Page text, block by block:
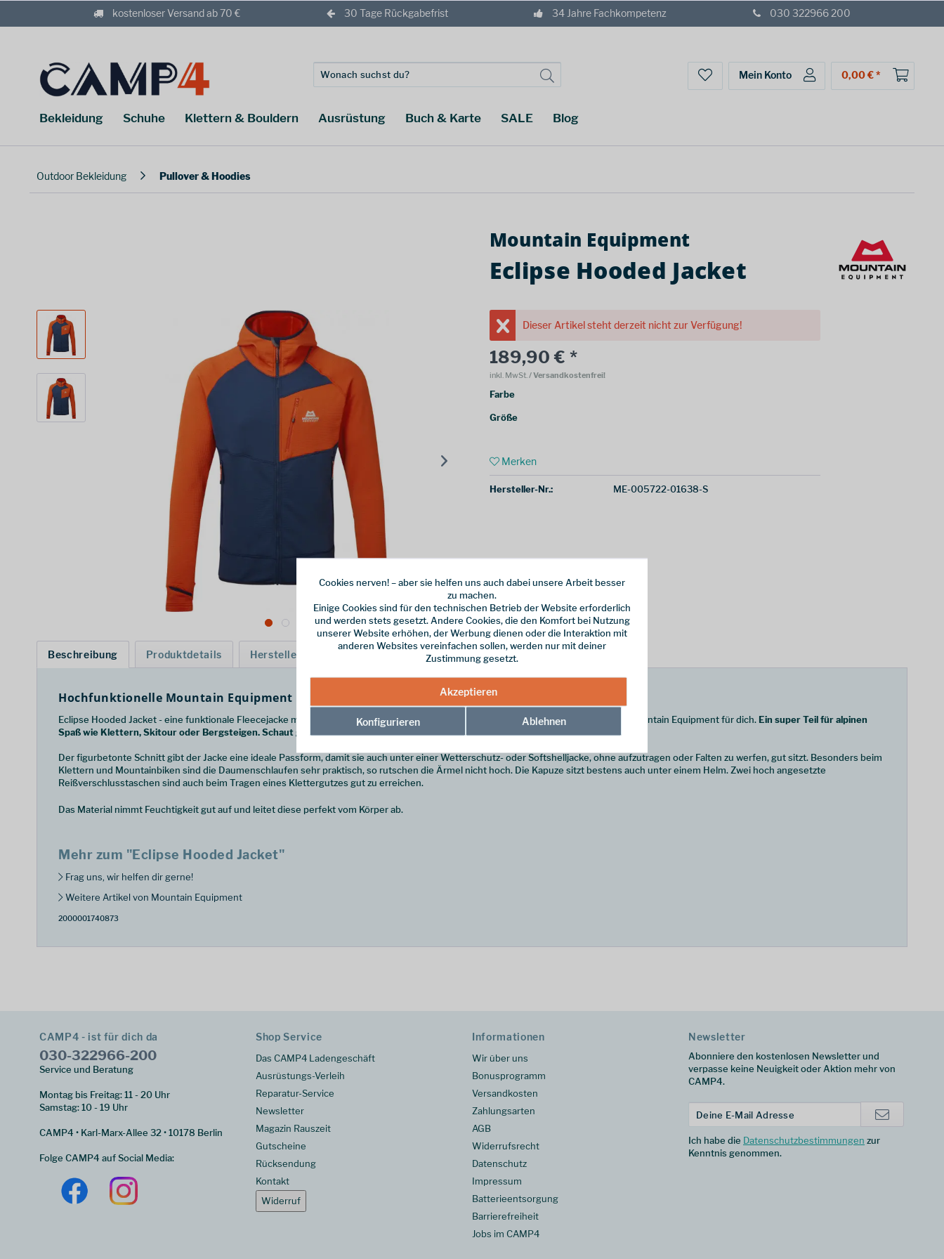
kostenloser Versand ab 70 € 30 Tage Rückgabefrist 34 Jahre Fachkompetenz 030 322966 200
Mein Konto 0,00 € *
Bekleidung Schuhe Klettern & Bouldern Ausrüstung Buch & Karte SALE Blog
Outdoor Bekleidung Pullover & Hoodies
Mountain Equipment
Eclipse Hooded Jacket
Dieser Artikel steht derzeit nicht zur Verfügung!
189,90 € *
inkl. MwSt./ Versandkostenfrei!
Farbe
Größe
Merken
Hersteller-Nr.: ME-005722-01638-S
Beschreibung Produktdetails Hersteller
Hochfunktionelle Mountain Equipment Fleecejacke für alpine Abenteuer
Eclipse Hooded Jacket - eine funktionale Fleecejacke mit Kapuze aus schnell feuchtigkeitsleitendem Pontetorto® Tecnostretch hat Mountain Equipment für dich. Ein super Teil für alpinen
Spaß wie Klettern, Skitour oder Bergsteigen. Schaut gescheit aus und ist es auch!
Der figurbetonte Schnitt gibt der Jacke eine ideale Passform, damit sie auch unter einer Wetterschutz- oder Softshelljacke, ohne aufzutragen oder Falten zu werfen, gut sitzt. Besonders beim
Klettern und Mountainbiken sind die Daumenschlaufen sehr praktisch, so rutschen die Ärmel nicht hoch. Die Kapuze sitzt bestens auch unter einem Helm. Zwei hoch angesetzte
Reißverschlusstaschen sind auch beim Tragen eines Klettergutzes gut zu erreichen.
Das Material nimmt Feuchtigkeit gut auf und leitet diese perfekt vom Körper ab.
Mehr zum "Eclipse Hooded Jacket"
Frag uns, wir helfen dir gerne!
Weitere Artikel von Mountain Equipment
2000001740873
CAMP4 - ist für dich da
030-322966-200
Service und Beratung
Montag bis Freitag: 11 - 20 Uhr
Samstag: 10 - 19 Uhr
CAMP4 • Karl-Marx-Allee 32 • 10178 Berlin
Folge CAMP4 auf Social Media:
Shop Service
Das CAMP4 Ladengeschäft
Ausrüstungs-Verleih
Reparatur-Service
Newsletter
Magazin Rauszeit
Gutscheine
Rücksendung
Kontakt
Widerruf
Informationen
Wir über uns
Bonusprogramm
Versandkosten
Zahlungsarten
AGB
Widerrufsrecht
Datenschutz
Impressum
Batterieentsorgung
Barrierefreiheit
Jobs im CAMP4
Newsletter
Abonniere den kostenlosen Newsletter und
verpasse keine Neuigkeit oder Aktion mehr von
CAMP4.
Ich habe die Datenschutzbestimmungen zur
Kenntnis genommen.
Cookies nerven! – aber sie helfen uns auch dabei unsere Arbeit besser
zu machen.
Einige Cookies sind für den technischen Betrieb der Website erforderlich
und werden stets gesetzt. Andere Cookies, die den Komfort bei Nutzung
unserer Website erhöhen, der Werbung dienen oder die Interaktion mit
anderen Websites vereinfachen sollen, werden nur mit deiner
Zustimmung gesetzt.
Akzeptieren
Konfigurieren Ablehnen